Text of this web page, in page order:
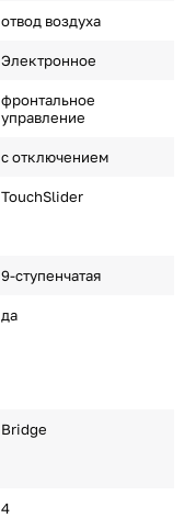
отвод воздуха
Электронное
фронтальное
управление
с отключением
TouchSlider
9-ступенчатая
да
Bridge
4